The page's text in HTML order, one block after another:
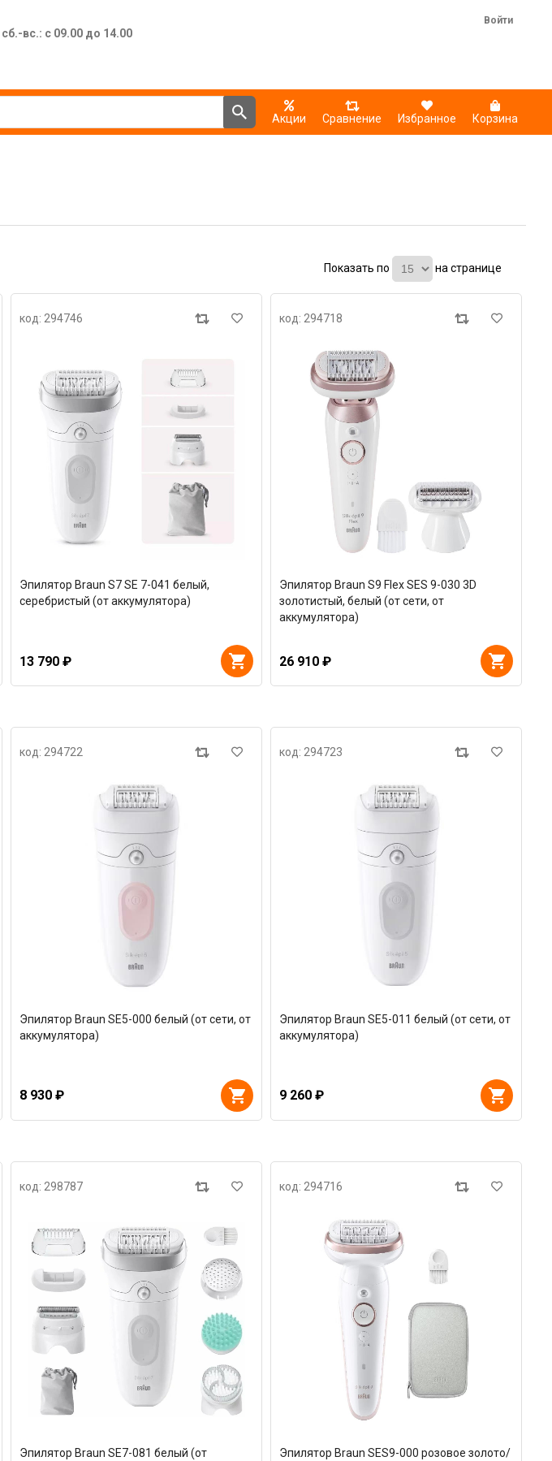
вс.: с 09.00 до 14.00
Войти
Акции Сравнение Избранное Корзина
Показать по на странице
код: 294746
Эпилятор Braun S7 SE 7-041 белый,
серебристый (от аккумулятора)
13 790 ₽
код: 294718
Эпилятор Braun S9 Flex SES 9-030 3D
золотистый, белый (от сети, от
аккумулятора)
26 910 ₽
код: 294722
Эпилятор Braun SE5-000 белый (от сети, от
аккумулятора)
8 930 ₽
код: 294723
Эпилятор Braun SE5-011 белый (от сети, от
аккумулятора)
9 260 ₽
код: 298787
Эпилятор Braun SE7-081 белый (от
код: 294716
Эпилятор Braun SES9-000 розовое золото/